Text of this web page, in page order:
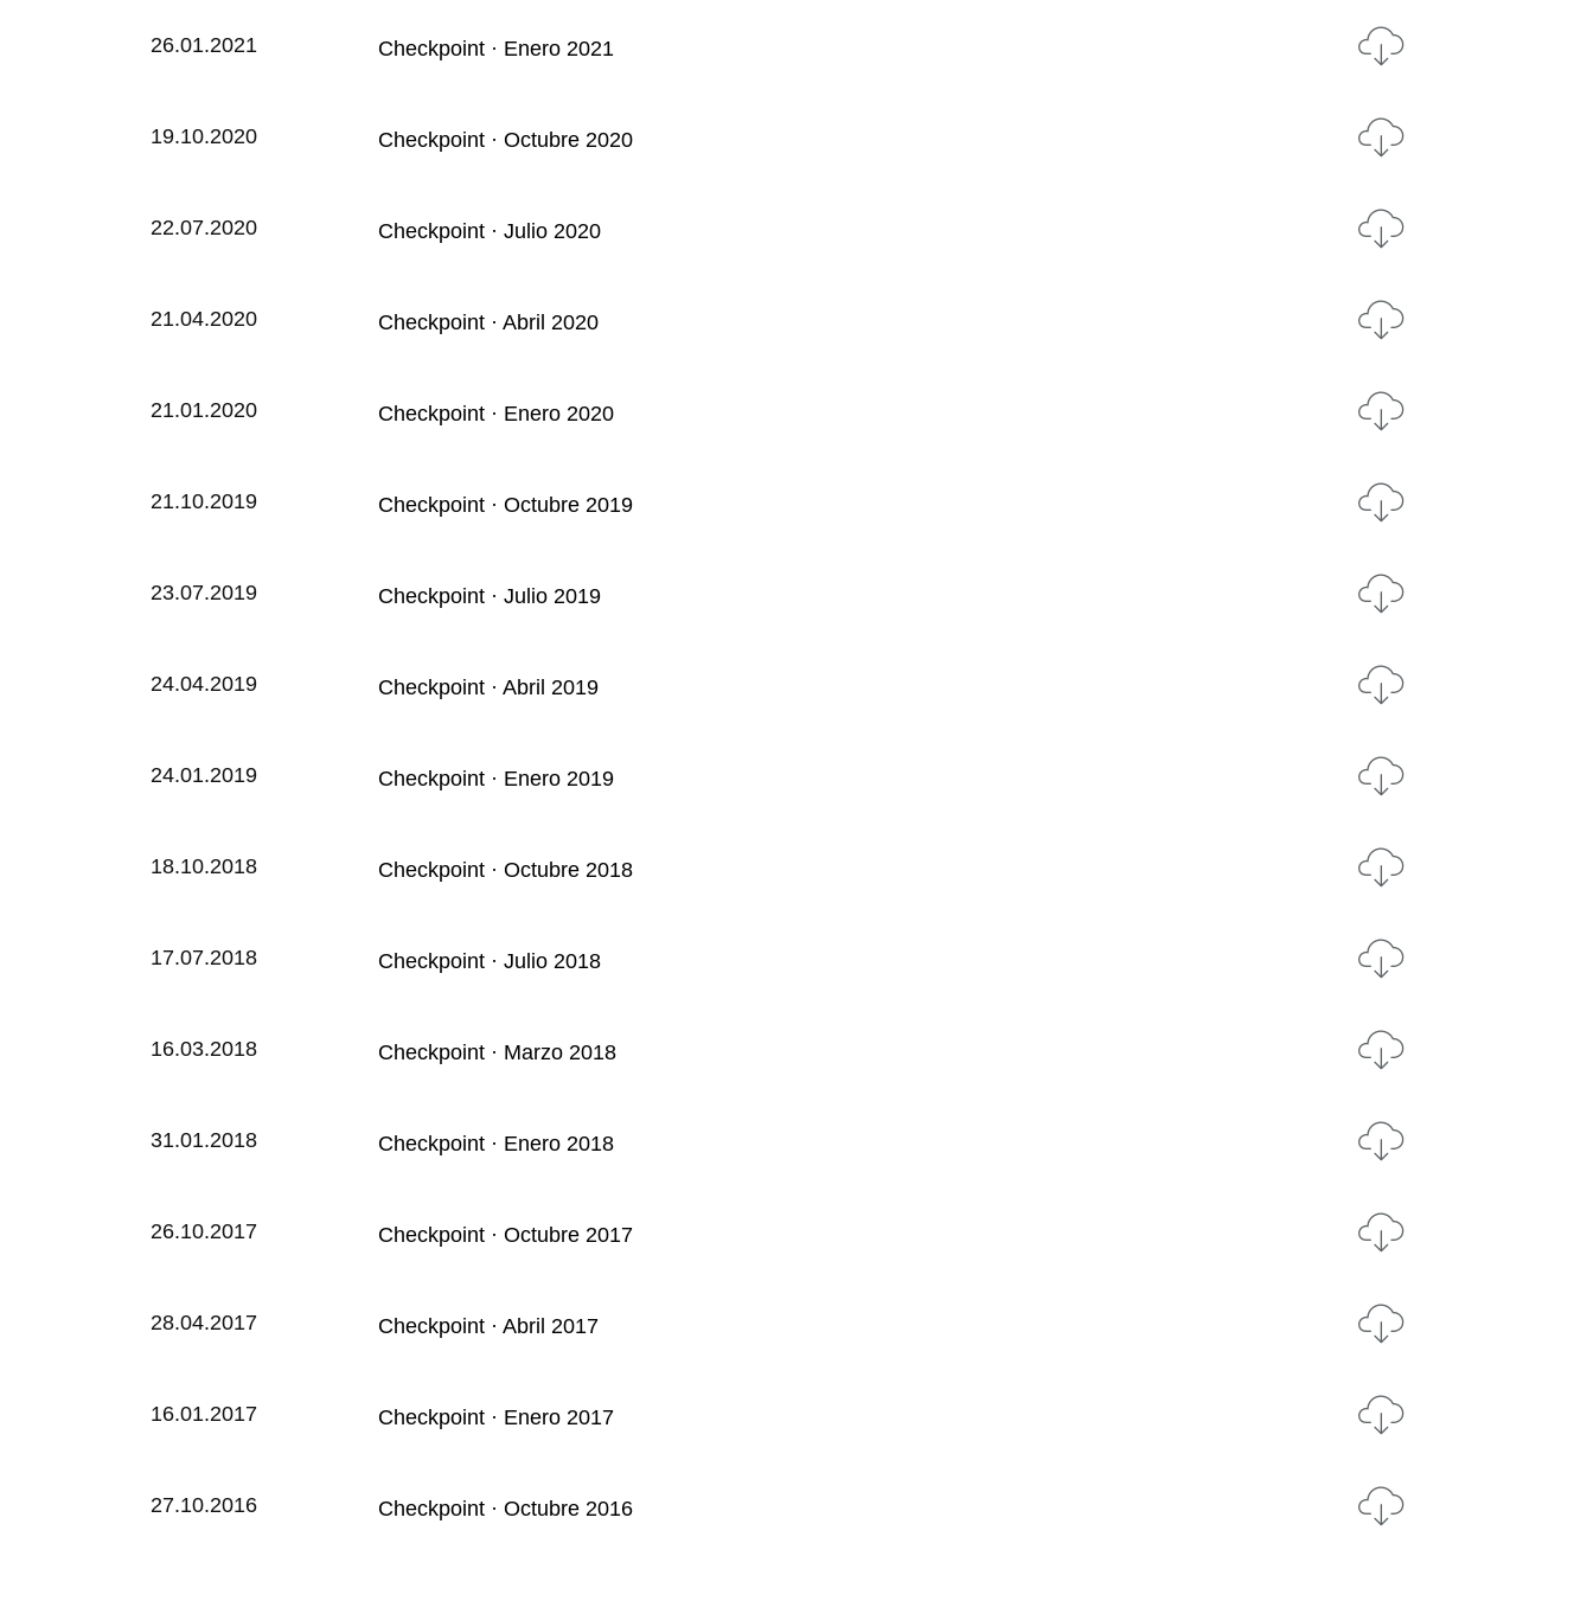
26.01.2021 Checkpoint · Enero 2021
19.10.2020 Checkpoint · Octubre 2020
22.07.2020 Checkpoint · Julio 2020
21.04.2020 Checkpoint · Abril 2020
21.01.2020 Checkpoint · Enero 2020
21.10.2019 Checkpoint · Octubre 2019
23.07.2019 Checkpoint · Julio 2019
24.04.2019 Checkpoint · Abril 2019
24.01.2019 Checkpoint · Enero 2019
18.10.2018 Checkpoint · Octubre 2018
17.07.2018 Checkpoint · Julio 2018
16.03.2018 Checkpoint · Marzo 2018
31.01.2018 Checkpoint · Enero 2018
26.10.2017 Checkpoint · Octubre 2017
28.04.2017 Checkpoint · Abril 2017
16.01.2017 Checkpoint · Enero 2017
27.10.2016 Checkpoint · Octubre 2016